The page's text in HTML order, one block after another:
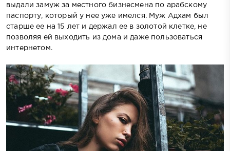
выдали замуж за местного бизнесмена по арабскому
паспорту, который у нее уже имелся. Муж Адхам был
старше ее на 15 лет и держал ее в золотой клетке, не
позволяя ей выходить из дома и даже пользоваться
интернетом.